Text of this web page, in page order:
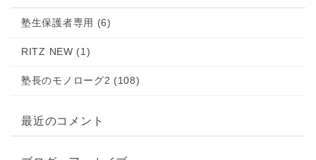
塾生保護者専用 (6)
RITZ NEW (1)
塾長のモノローグ2 (108)
最近のコメント